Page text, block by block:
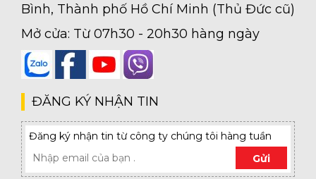
Bình, Thành phố Hồ Chí Minh (Thủ Đức cũ)
Mở cửa: Từ 07h30 - 20h30 hàng ngày
ĐĂNG KÝ NHẬN TIN
Đăng ký nhận tin từ công ty chúng tôi hàng tuần
Gửi